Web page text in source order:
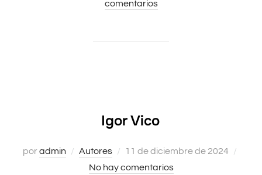
el
comentarios
Igor Vico
poradmin Autores
Publicado
el
11 de diciembre de 2024
No hay comentarios